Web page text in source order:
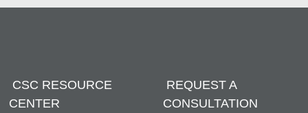
CSC RESOURCE
CENTER
REQUEST A
CONSULTATION